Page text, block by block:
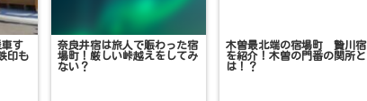
車す
印も
奈良井宿は旅人で賑わった宿
場町！厳しい峠越えをしてみ
ない？
木曽最北端の宿場町 贄川宿
を紹介！木曽の門番の関所と
は！？